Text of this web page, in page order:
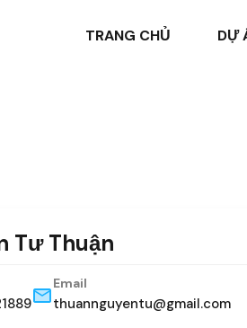
TRANG CHỦ DỰ
Tư Thuận
Email
thuannguyentu@gmail.com